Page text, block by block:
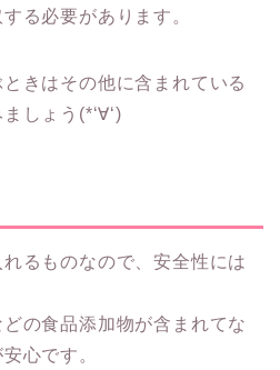
る必要があります。
きはその他に含まれている
しょう(*‘∀‘)
るものなので、安全性には
の食品添加物が含まれてな
心です。